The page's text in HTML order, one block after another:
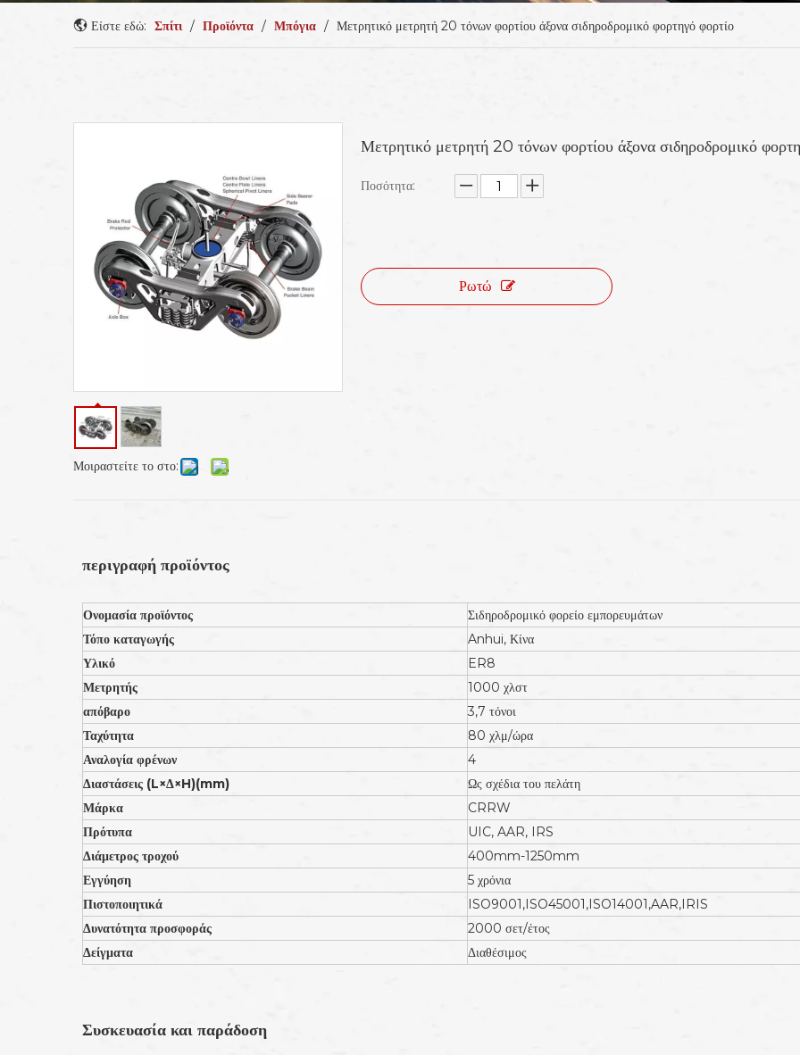
Είστε εδώ: Σπίτι / Προϊόντα / Μπόγια / Μετρητικό μετρητή 20 τόνων φορτίου άξονα σιδηροδρομικό φορτηγό φορτίο
Μοιραστείτε το στο:
Μετρητικό μετρητή 20 τόνων φορτίου άξονα σιδηροδρομικό
Ποσότητα:
Ρωτώ
περιγραφή προϊόντος
Ονομασία προϊόντος
Σιδηροδρομικό φορείο εμπορευμάτων
Τόπο καταγωγής
Anhui, Κίνα
Υλικό
ER8
Μετρητής
1000 χλστ
απόβαρο
3,7 τόνοι
Ταχύτητα
80 χλμ/ώρα
Αναλογία φρένων
4
Διαστάσεις (L×Δ×H)(mm)
Ως σχέδια του πελάτη
Μάρκα
CRRW
Πρότυπα
UIC, AAR, IRS
Διάμετρος τροχού
400mm-1250mm
Εγγύηση
5 χρόνια
Πιστοποιητικά
ISO9001,ISO45001,ISO14001,AAR,IRIS
Δυνατότητα προσφοράς
2000 σετ/έτος
Δείγματα
Διαθέσιμος
Συσκευασία και παράδοση